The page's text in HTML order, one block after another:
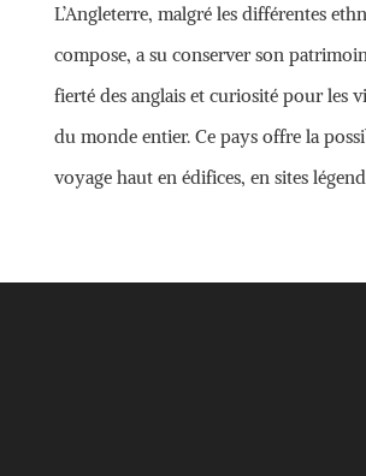
L’Angleterre, malgré les différentes
compose, a su conserver son
fierté des anglais et curiosité pour les
du monde entier. Ce pays offre la
voyage haut en édifices, en sites